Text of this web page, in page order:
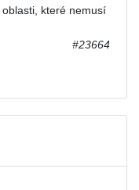
které nemusí
#23664